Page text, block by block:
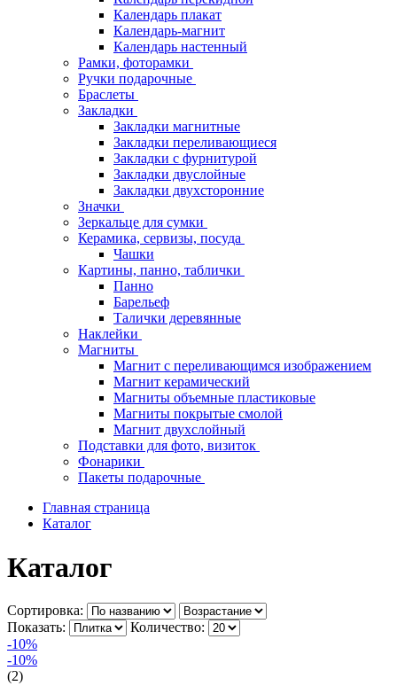
Календарь плакат
Календарь-магнит
Календарь настенный
Рамки, фоторамки
Ручки подарочные
Браслеты
Закладки
Закладки магнитные
Закладки переливающиеся
Закладки с фурнитурой
Закладки двуслойные
Закладки двухсторонние
Значки
Зеркальце для сумки
Керамика, сервизы, посуда
Чашки
Картины, панно, таблички
Панно
Барельеф
Талички деревянные
Наклейки
Магниты
Магнит с переливающимся изображением
Магнит керамический
Магниты объемные пластиковые
Магниты покрытые смолой
Магнит двухслойный
Подставки для фото, визиток
Фонарики
Пакеты подарочные
Главная страница
Каталог
Каталог
Сортировка:
Показать:
Количество:
-10%
-10%
(2)